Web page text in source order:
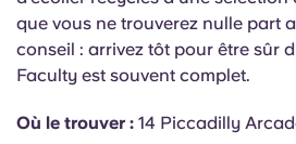
que vous ne trouverez nulle part
conseil : arrivez tôt pour être sûr
Faculty est souvent complet.
Où le trouver : 14 Piccadilly